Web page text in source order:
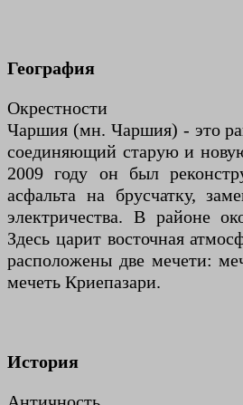
География
Окрестности
Чаршия (мн. Чаршия) - это
соединяющий старую и
2009 году он был
асфальта на брусчатку,
электричества. В районе
Здесь царит восточная
расположены две мечети:
мечеть Криепазари.
История